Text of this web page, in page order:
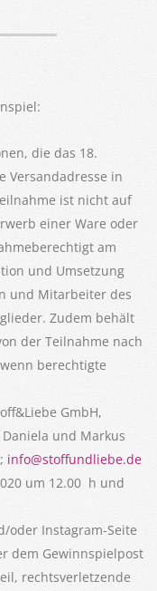
die das 18.
Versandadresse in
ist nicht auf
einer Ware oder
am
und Umsetzung
und Mitarbeiter des
Zudem behält
der Teilnahme nach
berechtigte
GmbH,
und Markus
info@stoffundliebe.de
um 12.00 h und
oder Instagram-Seite
dem Gewinnspielpost
rechtsverletzende